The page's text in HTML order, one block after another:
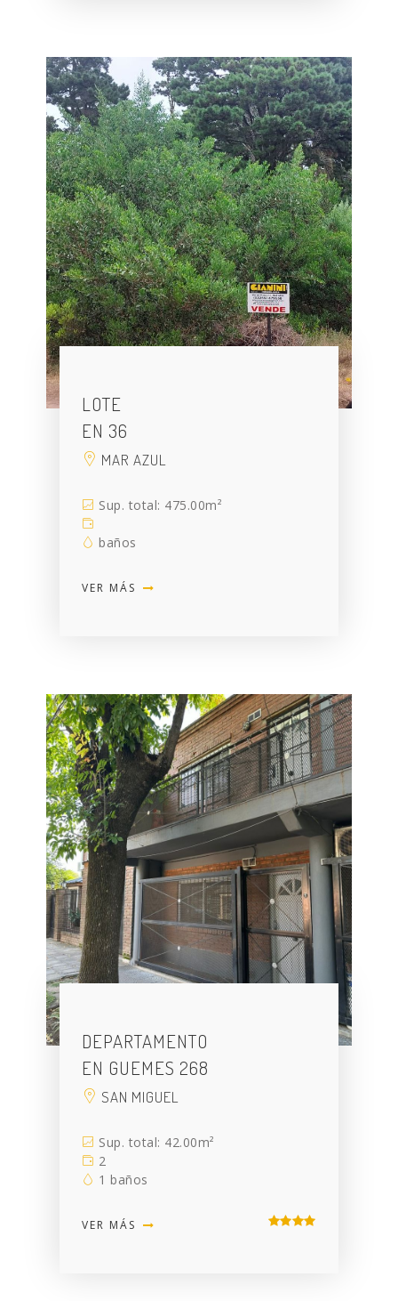
LOTE
EN 36
MAR AZUL
Sup. total: 475.00m²
baños
VER MÁS
DEPARTAMENTO
EN GUEMES 268
SAN MIGUEL
Sup. total: 42.00m²
2
1 baños
VER MÁS